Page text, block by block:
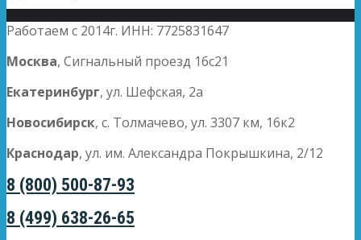
Работаем с 2014г. ИНН: 7725831647
Москва, Сигнальный проезд 16с21
Екатеринбург, ул. Шефская, 2а
Новосибирск, с. Толмачево, ул. 3307 км, 16к2
Краснодар, ул. им. Александра Покрышкина, 2/12
8 (800) 500-87-93
8 (499) 638-26-65